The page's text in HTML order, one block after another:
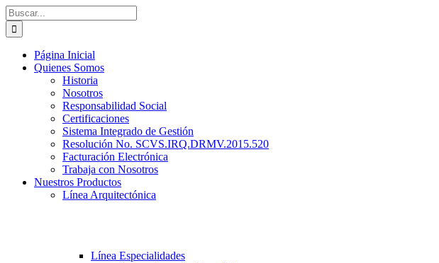
Saltar
al
contenido
Buscar:
Página Inicial
Quienes Somos
Historia
Nosotros
Responsabilidad Social
Certificaciones
Sistema Integrado de Gestión
Resolución No. SCVS.IRQ.DRMV.2015.520
Facturación Electrónica
Trabaja con Nosotros
Nuestros Productos
Línea Arquitectónica
Línea Especialidades